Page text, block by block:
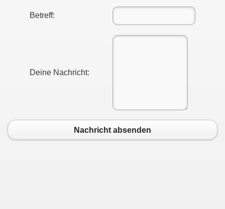
Betreff:
Deine Nachricht:
Nachricht absenden